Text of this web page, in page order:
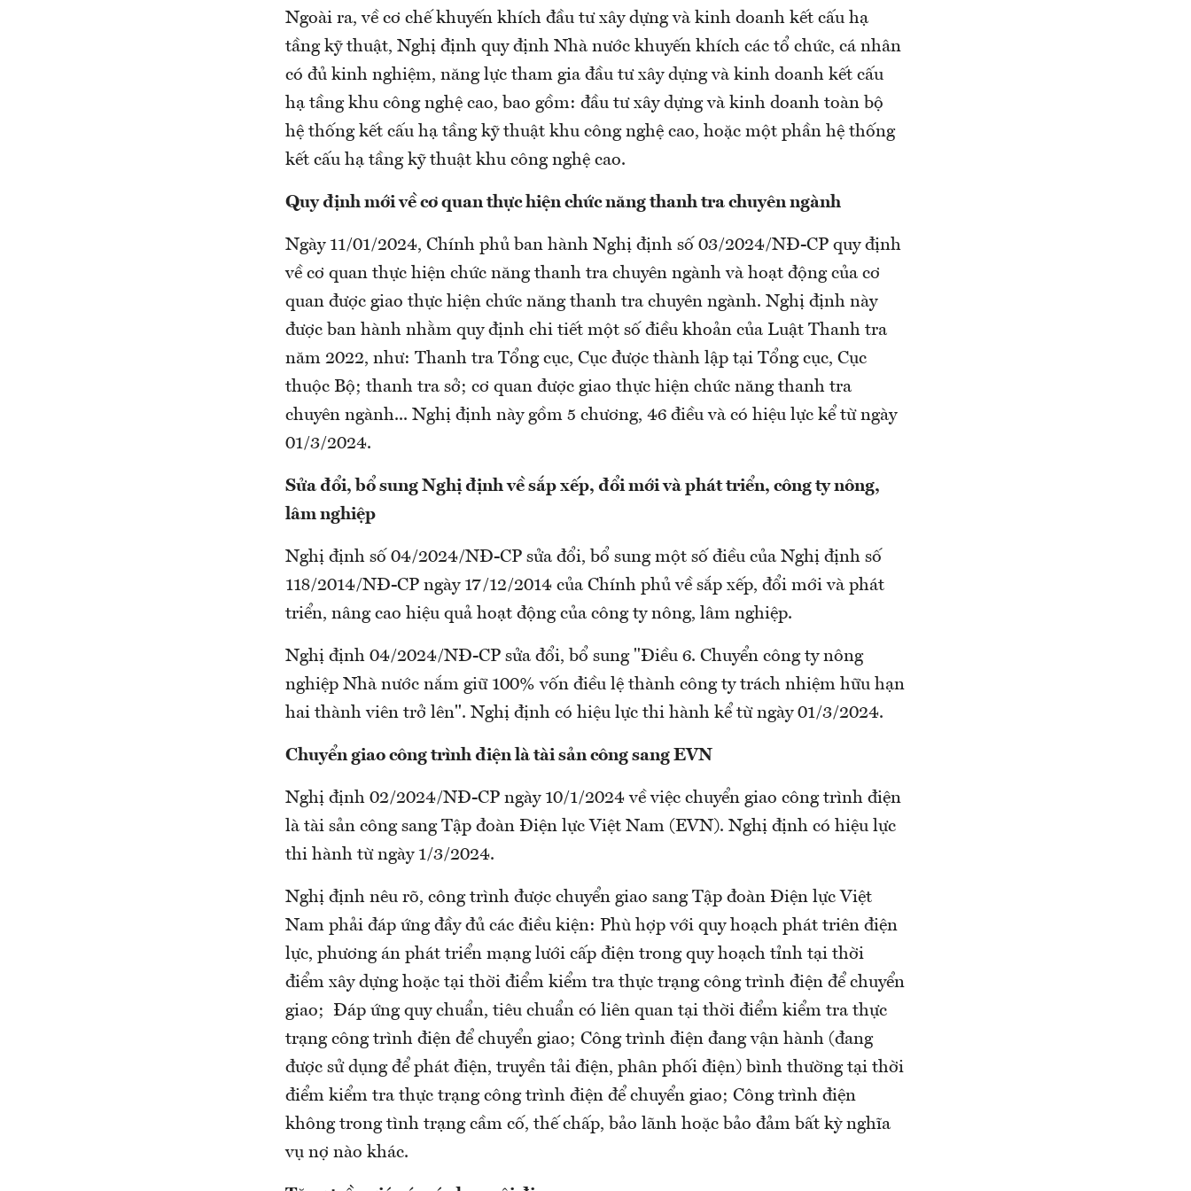
Ngoài ra, về cơ chế khuyến khích đầu tư xây dựng và kinh doanh kết cấu hạ
tầng kỹ thuật, Nghị định quy định Nhà nước khuyến khích các tổ chức, cá nhân
có đủ kinh nghiệm, năng lực tham gia đầu tư xây dựng và kinh doanh kết cấu
hạ tầng khu công nghệ cao, bao gồm: đầu tư xây dựng và kinh doanh toàn bộ
hệ thống kết cấu hạ tầng kỹ thuật khu công nghệ cao, hoặc một phần hệ thống
kết cấu hạ tầng kỹ thuật khu công nghệ cao.
Quy định mới về cơ quan thực hiện chức năng thanh tra chuyên ngành
Ngày 11/01/2024, Chính phủ ban hành Nghị định số 03/2024/NĐ-CP quy định
về cơ quan thực hiện chức năng thanh tra chuyên ngành và hoạt động của cơ
quan được giao thực hiện chức năng thanh tra chuyên ngành. Nghị định này
được ban hành nhằm quy định chi tiết một số điều khoản của Luật Thanh tra
năm 2022, như: Thanh tra Tổng cục, Cục được thành lập tại Tổng cục, Cục
thuộc Bộ; thanh tra sở; cơ quan được giao thực hiện chức năng thanh tra
chuyên ngành... Nghị định này gồm 5 chương, 46 điều và có hiệu lực kể từ ngày
01/3/2024.
Sửa đổi, bổ sung Nghị định về sắp xếp, đổi mới và phát triển, công ty nông,
lâm nghiệp
Nghị định số 04/2024/NĐ-CP sửa đổi, bổ sung một số điều của Nghị định số
118/2014/NĐ-CP ngày 17/12/2014 của Chính phủ về sắp xếp, đổi mới và phát
triển, nâng cao hiệu quả hoạt động của công ty nông, lâm nghiệp.
Nghị định 04/2024/NĐ-CP sửa đổi, bổ sung "Điều 6. Chuyển công ty nông
nghiệp Nhà nước nắm giữ 100% vốn điều lệ thành công ty trách nhiệm hữu hạn
hai thành viên trở lên". Nghị định có hiệu lực thi hành kể từ ngày 01/3/2024.
Chuyển giao công trình điện là tài sản công sang EVN
Nghị định 02/2024/NĐ-CP ngày 10/1/2024 về việc chuyển giao công trình điện
là tài sản công sang Tập đoàn Điện lực Việt Nam (EVN). Nghị định có hiệu lực
thi hành từ ngày 1/3/2024.
Nghị định nêu rõ, công trình được chuyển giao sang Tập đoàn Điện lực Việt
Nam phải đáp ứng đầy đủ các điều kiện: Phù hợp với quy hoạch phát triên điện
lực, phương án phát triển mạng lưới cấp điện trong quy hoạch tỉnh tại thời
điểm xây dựng hoặc tại thời điểm kiểm tra thực trạng công trình điện để chuyển
giao; Đáp ứng quy chuẩn, tiêu chuẩn có liên quan tại thời điểm kiểm tra thực
trạng công trình điện để chuyển giao; Công trình điện đang vận hành (đang
được sử dụng để phát điện, truyền tải điện, phân phối điện) bình thường tại thời
điểm kiểm tra thực trạng công trình điện để chuyển giao; Công trình điện
không trong tình trạng cầm cố, thế chấp, bảo lãnh hoặc bảo đảm bất kỳ nghĩa
vụ nợ nào khác.